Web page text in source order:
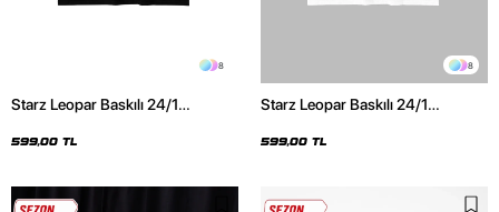
8
Starz Leopar Baskılı 24/1
599,00 TL
8
Starz Leopar Baskılı 24/1
599,00 TL